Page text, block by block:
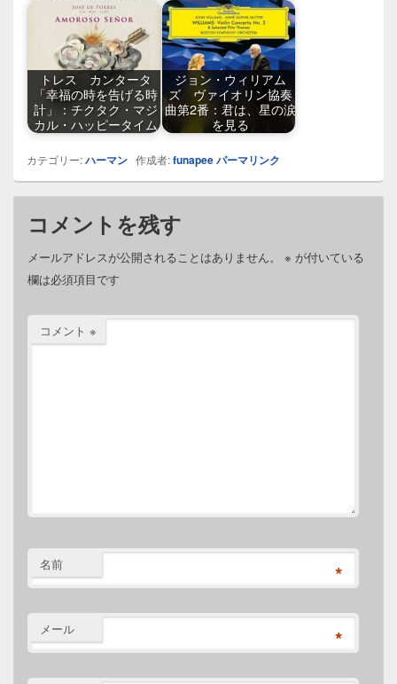
トレス カンタータ
「幸福の時を告げる時
計」：チクタク・マジ
カル・ハッピータイム
ジョン・ウィリアム
ズ ヴァイオリン協奏
曲第2番：君は、星の涙
を見る
カテゴリー:ハーマン 作成者:funapeeパーマリンク
コメントを残す
メールアドレスが公開されることはありません。 ※ が付いている
欄は必須項目です
コメント ※
名前 *
メール *